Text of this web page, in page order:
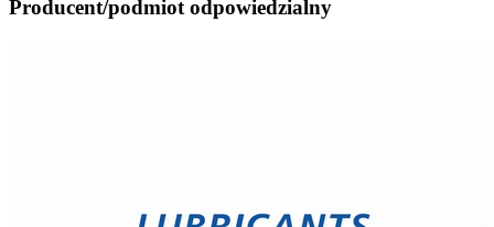
Producent/podmiot odpowiedzialny